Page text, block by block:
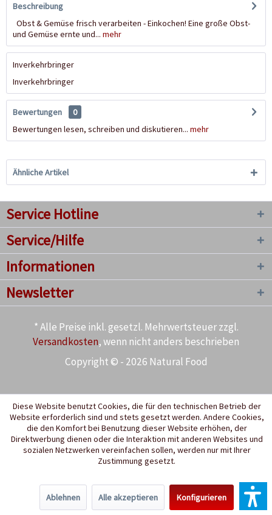
Beschreibung
Obst & Gemüse frisch verarbeiten - Einkochen! Eine große Obst-
und Gemüse ernte und... mehr
Inverkehrbringer
Inverkehrbringer
Bewertungen
0
Bewertungen lesen, schreiben und diskutieren... mehr
Ähnliche Artikel
Service Hotline
Service/Hilfe
Informationen
Newsletter
* Alle Preise inkl. gesetzl. Mehrwertsteuer zzgl.
Versandkosten, wenn nicht anders beschrieben
Copyright © - 2026 Natural Food
Diese Website benutzt Cookies, die für den technischen Betrieb der
Website erforderlich sind und stets gesetzt werden. Andere Cookies,
die den Komfort bei Benutzung dieser Website erhöhen, der
Direktwerbung dienen oder die Interaktion mit anderen Websites und
sozialen Netzwerken vereinfachen sollen, werden nur mit Ihrer
Zustimmung gesetzt.
Ablehnen Alle akzeptieren Konfigurieren